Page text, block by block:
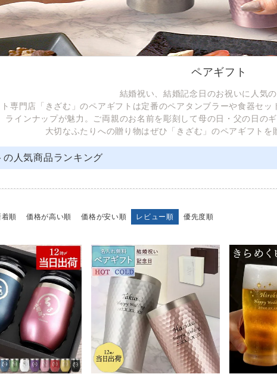
ペアギフト
結婚祝い、結婚記念日のお祝いに人気の
専門店「きざむ」のペアギフトは定番のペアタンブラーや食器セ
ラインナップが魅力。ご両親のお名前を彫刻して母の日・父の日の
大切なふたりへの贈り物はぜひ「きざむ」のペアギフトを
の人気商品ランキング
着順 価格が高い順 価格が安い順 レビュー順 優先度順